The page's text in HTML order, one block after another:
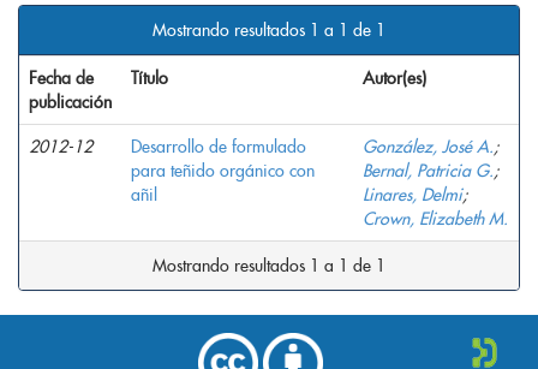
Mostrando resultados 1 a 1 de 1
Fecha de
publicación
Título Autor(es)
2012-12
Desarrollo de formulado
para teñido orgánico con
añil
González, José A.;
Bernal, Patricia G.;
Linares, Delmi;
Crown, Elizabeth M.
Mostrando resultados 1 a 1 de 1